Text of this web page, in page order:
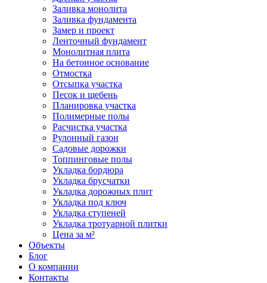
Заливка монолита
Заливка фундамента
Замер и проект
Ленточный фундамент
Монолитная плита
На бетонное основание
Отмостка
Отсыпка участка
Песок и щебень
Планировка участка
Полимерные полы
Расчистка участка
Рулонный газон
Садовые дорожки
Топпинговые полы
Укладка бордюра
Укладка брусчатки
Укладка дорожных плит
Укладка под ключ
Укладка ступеней
Укладка тротуарной плитки
Цена за м²
Объекты
Блог
О компании
Контакты